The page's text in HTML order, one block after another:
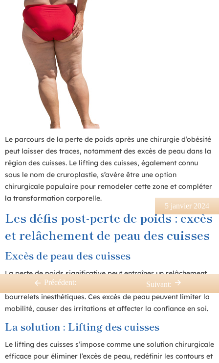
5 janvier 2024
Précédent: Suivant:
Le parcours de la perte de poids après une chirurgie d’obésité
peut laisser des traces, notamment des excès de peau dans la
région des cuisses. Le lifting des cuisses, également connu
sous le nom de cruroplastie, s’avère être une option
chirurgicale populaire pour remodeler cette zone et compléter
la transformation corporelle.
Les défis post-perte de poids : excès
et relâchement de peau des cuisses
Excès de peau des cuisses
La perte de poids significative peut entraîner un relâchement
cutané important au niveau des cuisses, créant des plis et des
bourrelets inesthétiques. Ces excès de peau peuvent limiter la
mobilité, causer des irritations et affecter la confiance en soi.
La solution : Lifting des cuisses
Le lifting des cuisses s’impose comme une solution chirurgicale
efficace pour éliminer l’excès de peau, redéfinir les contours et